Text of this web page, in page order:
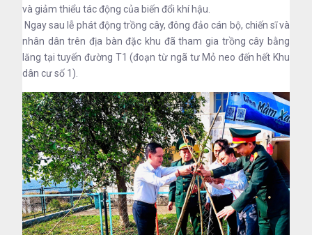
và giảm thiểu tác động của biến đổi khí hậu.
Ngay sau lễ phát động trồng cây, đông đảo cán bộ, chiến sĩ và
nhân dân trên địa bàn đặc khu đã tham gia trồng cây bằng
lăng tại tuyến đường T1 (đoạn từ ngã tư Mỏ neo đến hết Khu
dân cư số 1).